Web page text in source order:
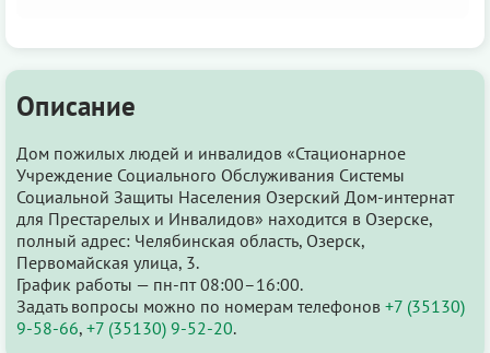
Описание
Дом пожилых людей и инвалидов «Стационарное
Учреждение Социального Обслуживания Системы
Социальной Защиты Населения Озерский Дом-интернат
для Престарелых и Инвалидов» находится в Озерске,
полный адрес: Челябинская область, Озерск,
Первомайская улица, 3.
График работы — пн-пт 08:00–16:00.
Задать вопросы можно по номерам телефонов +7 (35130)
9-58-66, +7 (35130) 9-52-20.